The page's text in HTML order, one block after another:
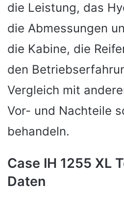
die Leistung, das
die Abmessungen
die Kabine, die
den
Vergleich mit
Vor- und Nachteile
behandeln.
Case IH 1255 XL
Daten